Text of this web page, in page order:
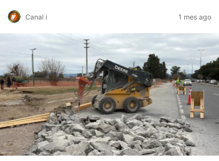
Canal i 1 mes ago